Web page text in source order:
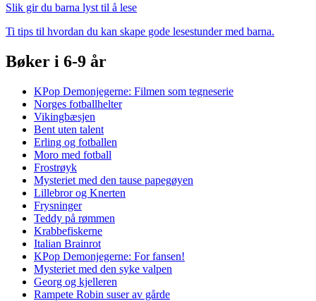
Slik gir du barna lyst til å lese
Ti tips til hvordan du kan skape gode lesestunder med barna.
Bøker i 6-9 år
KPop Demonjegerne: Filmen som tegneserie
Norges fotballhelter
Vikingbæsjen
Bent uten talent
Erling og fotballen
Moro med fotball
Frostrøyk
Mysteriet med den tause papegøyen
Lillebror og Knerten
Frysninger
Teddy på rømmen
Krabbefiskerne
Italian Brainrot
KPop Demonjegerne: For fansen!
Mysteriet med den syke valpen
Georg og kjelleren
Rampete Robin suser av gårde